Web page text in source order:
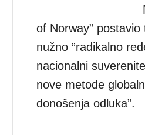
of Norway” postavio
nužno ”radikalno
nacionalni
nove metode
donošenja odluka”.